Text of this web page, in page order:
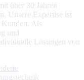
über 30 Jahren
Unsere Expertise ist
Als
und
Lösungen von